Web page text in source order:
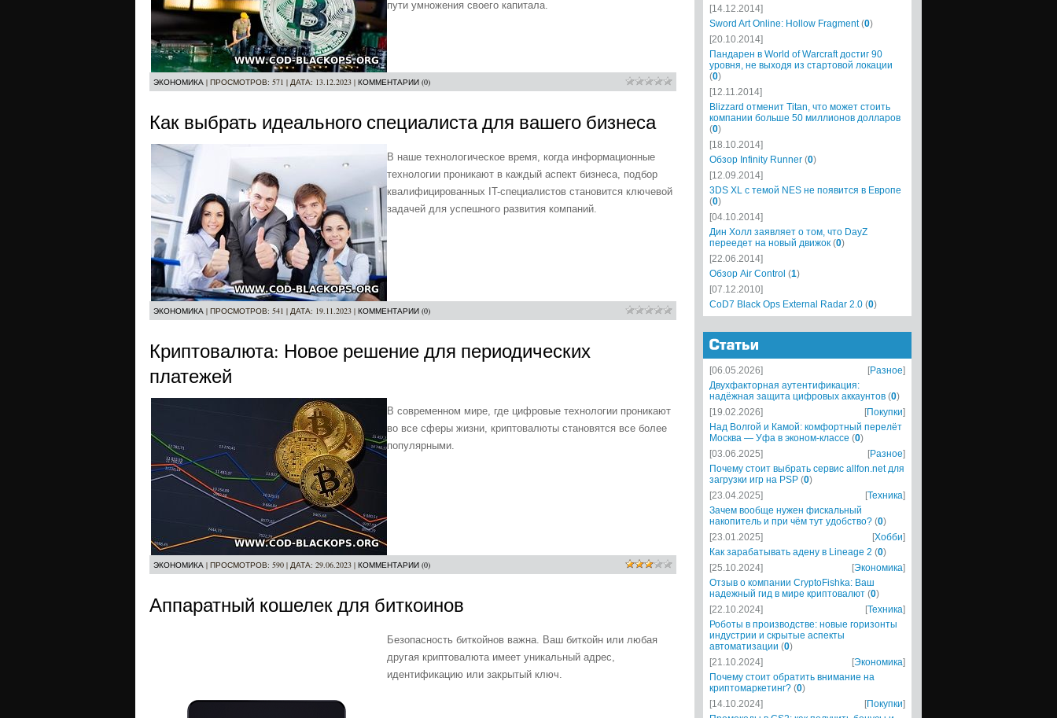
пути умножения своего капитала.
ЭКОНОМИКА | ПРОСМОТРОВ: 571 | ДАТА: 13.12.2023 | КОММЕНТАРИИ (0)
Как выбрать идеального специалиста для вашего бизнеса
В наше технологическое время, когда информационные
технологии проникают в каждый аспект бизнеса, подбор
квалифицированных IT-специалистов становится ключевой
задачей для успешного развития компаний.
ЭКОНОМИКА | ПРОСМОТРОВ: 541 | ДАТА: 19.11.2023 | КОММЕНТАРИИ (0)
Криптовалюта: Новое решение для периодических
платежей
В современном мире, где цифровые технологии проникают
во все сферы жизни, криптовалюты становятся все более
популярными.
ЭКОНОМИКА | ПРОСМОТРОВ: 590 | ДАТА: 29.06.2023 | КОММЕНТАРИИ (0)
Аппаратный кошелек для биткоинов
Безопасность биткойнов важна. Ваш биткойн или любая
другая криптовалюта имеет уникальный адрес,
идентификацию или закрытый ключ.
[14.12.2014]
Sword Art Online: Hollow Fragment (0)
[20.10.2014]
Пандарен в World of Warcraft достиг 90
уровня, не выходя из стартовой локации
(0)
[12.11.2014]
Blizzard отменит Titan, что может стоить
компании больше 50 миллионов долларов
(0)
[18.10.2014]
Обзор Infinity Runner (0)
[12.09.2014]
3DS XL с темой NES не появится в Европе
(0)
[04.10.2014]
Дин Холл заявляет о том, что DayZ
переедет на новый движок (0)
[22.06.2014]
Обзор Air Control (1)
[07.12.2010]
CoD7 Black Ops External Radar 2.0 (0)
[06.05.2026] [Разное]
Двухфакторная аутентификация:
надёжная защита цифровых аккаунтов (0)
[19.02.2026]
[Покупки]
Над Волгой и Камой: комфортный перелёт
Москва — Уфа в эконом-классе (0)
[03.06.2025]
[Разное]
Почему стоит выбрать сервис allfon.net для
загрузки игр на PSP (0)
[23.04.2025]
[Техника]
Зачем вообще нужен фискальный
накопитель и при чём тут удобство? (0)
[23.01.2025]
[Хобби]
Как зарабатывать адену в Lineage 2 (0)
[25.10.2024]
[Экономика]
Отзыв о компании CryptoFishka: Ваш
надежный гид в мире криптовалют (0)
[22.10.2024]
[Техника]
Роботы в производстве: новые горизонты
индустрии и скрытые аспекты
автоматизации (0)
[21.10.2024]
[Экономика]
Почему стоит обратить внимание на
криптомаркетинг? (0)
[14.10.2024]
[Покупки]